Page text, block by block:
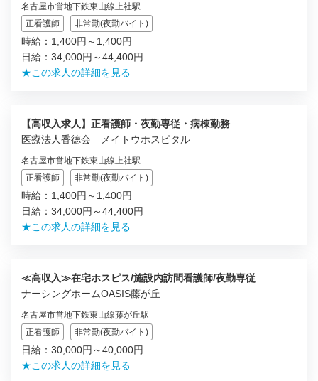
名古屋市営地下鉄東山線上社駅
正看護師
非常勤(夜勤バイト)
時給：1,400円～1,400円
日給：34,000円～44,400円
★この求人の詳細を見る
【高収入求人】正看護師・夜勤専従・病棟勤務
医療法人香徳会 メイトウホスピタル
名古屋市営地下鉄東山線上社駅
正看護師
非常勤(夜勤バイト)
時給：1,400円～1,400円
日給：34,000円～44,400円
★この求人の詳細を見る
≪高収入≫在宅ホスピス/施設内訪問看護師/夜勤専従
ナーシングホームOASIS藤が丘
名古屋市営地下鉄東山線藤が丘駅
正看護師
非常勤(夜勤バイト)
日給：30,000円～40,000円
★この求人の詳細を見る